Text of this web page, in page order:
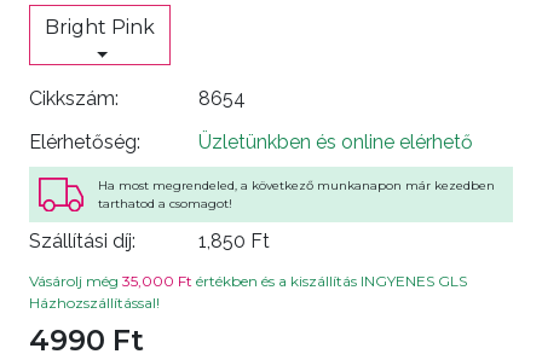
Bright Pink
Cikkszám:
8654
Elérhetőség:
Üzletünkben és online elérhető
Ha most megrendeled, a következő munkanapon már kezedben
tarthatod a csomagot!
Szállítási díj: 1,850 Ft
Vásárolj még 35,000 Ft értékben és a kiszállítás INGYENES GLS
Házhozszállítással!
4990 Ft